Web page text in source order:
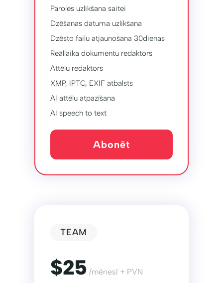
Paroles uzlikšana saitei
Dzēšanas datuma uzlikšana
Dzēsto failu atjaunošana 30dienas
Reāllaika dokumentu redaktors
Attēlu redaktors
XMP, IPTC, EXIF ​​atbalsts
AI attēlu atpazīšana
AI speech to text
Abonēt
TEAM
$25 /mēnesī + PVN